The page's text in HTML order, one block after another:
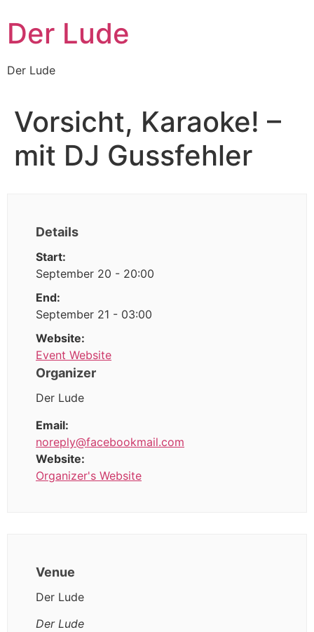
Inhalt
wechseln
Der Lude
Der Lude
Vorsicht, Karaoke! –
mit DJ Gussfehler
Details
Start:
September 20 - 20:00
End:
September 21 - 03:00
Website:
Event Website
Organizer
Der Lude
Email:
noreply@facebookmail.com
Website:
Organizer's Website
Venue
Der Lude
Der Lude